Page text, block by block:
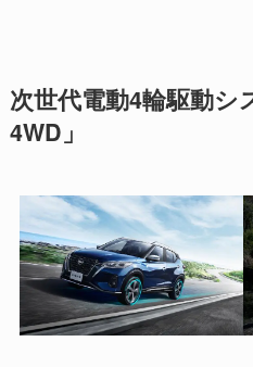
次世代電動4輪駆動シ
4WD」